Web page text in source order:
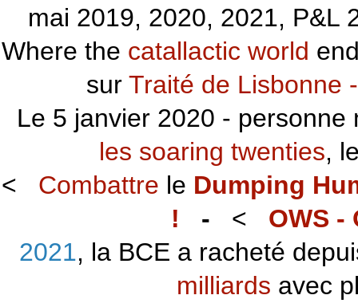
mai 2019, 2020, 2021, P&L
Where the catallactic world
sur Traité de Lisbonne
Le 5 janvier 2020 -
les soaring twenties,
< Combattre le Dumping
! - < OWS -
2021, la BCE a racheté
milliards avec